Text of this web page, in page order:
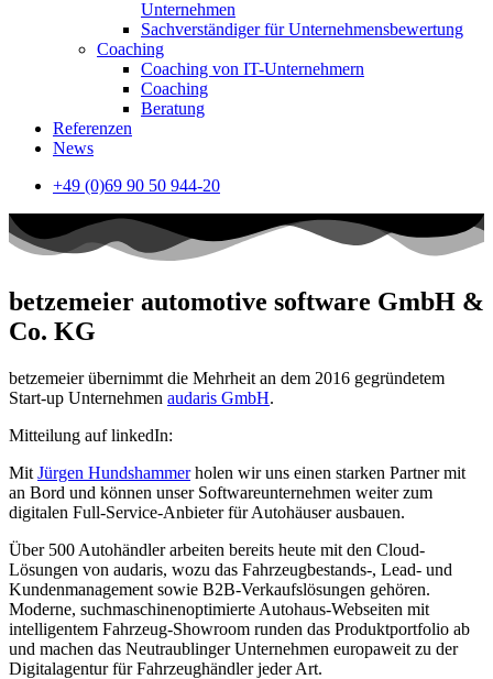
Unternehmen
Sachverständiger für Unternehmensbewertung
Coaching
Coaching von IT-Unternehmern
Coaching
Beratung
Referenzen
News
+49 (0)69 90 50 944-20
betzemeier automotive software GmbH &
Co. KG
betzemeier übernimmt die Mehrheit an dem 2016 gegründetem
Start-up Unternehmen audaris GmbH.
Mitteilung auf linkedIn:
Mit Jürgen Hundshammerholen wir uns einen starken Partner mit
an Bord und können unser Softwareunternehmen weiter zum
digitalen Full-Service-Anbieter für Autohäuser ausbauen.
Über 500 Autohändler arbeiten bereits heute mit den Cloud-
Lösungen von audaris, wozu das Fahrzeugbestands-, Lead- und
Kundenmanagement sowie B2B-Verkaufslösungen gehören.
Moderne, suchmaschinenoptimierte Autohaus-Webseiten mit
intelligentem Fahrzeug-Showroom runden das Produktportfolio ab
und machen das Neutraublinger Unternehmen europaweit zu der
Digitalagentur für Fahrzeughändler jeder Art.